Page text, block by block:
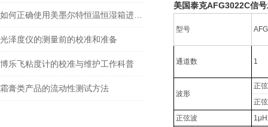
光泽度仪的测量前的校准和准备
博乐飞粘度计的校准与维护工作科普
霜膏类产品的流动性测试方法
美国泰克AFG3022C信号
型号
通道数 1
波形
正
正
正弦波